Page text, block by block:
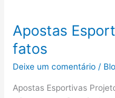
Apostas
fatos
Deixe um comentário /
Apostas Esportivas
Apostas
Esportivas
Projetos
–
fatos